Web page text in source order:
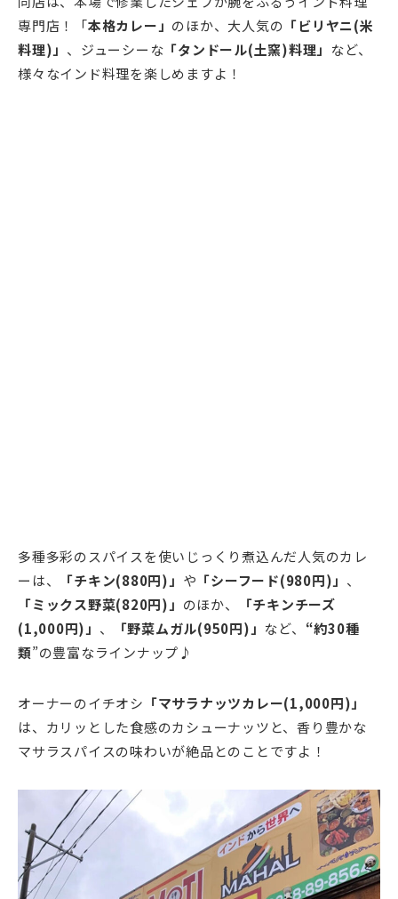
専門店！「本格カレー」 のほか、大人気の 「ビリヤニ(米
料理)」 、ジューシーな 「タンドール(土窯)料理」 など、
様々なインド料理を楽しめますよ！
多種多彩のスパイスを使いじっくり煮込んだ人気のカレ
ーは、
「チキン(880円)」 や 「シーフード(980円)」 、
「ミックス野菜(820円)」 のほか、
「チキンチーズ
(1,000円)」 、 「野菜ムガル(950円)」 など、 “約30種
類”の豊富なラインナップ♪
オーナーのイチオシ 「マサラナッツカレー(1,000円)」
は、カリッとした食感のカシューナッツと、香り豊かな
マサラスパイスの味わいが絶品とのことですよ！